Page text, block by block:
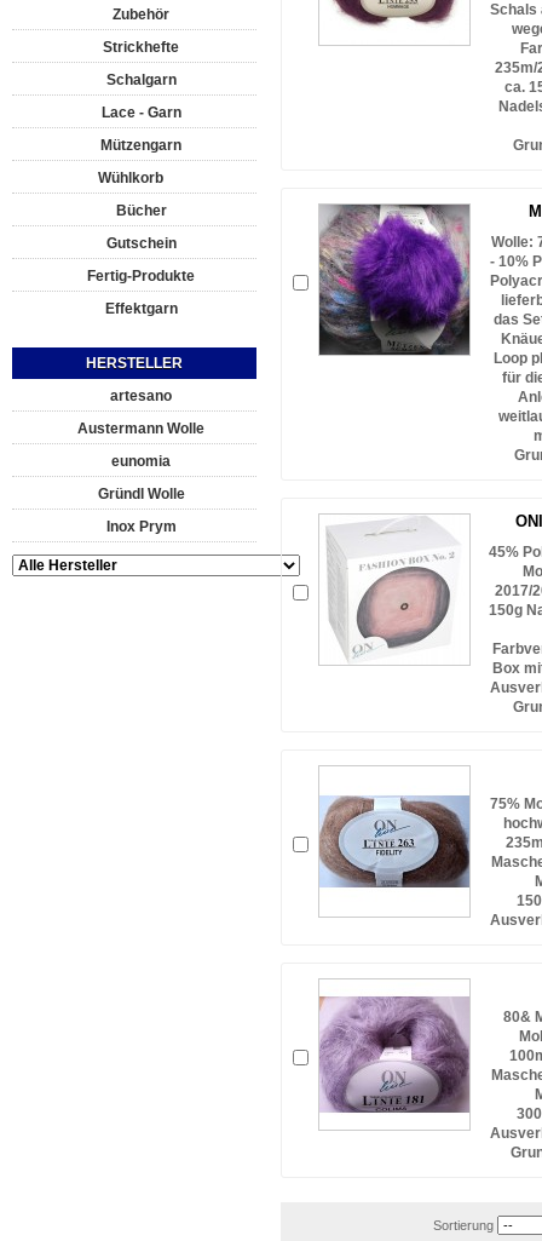
Zubehör
Strickhefte
Schalgarn
Lace - Garn
Mützengarn
Wühlkorb
Bücher
Gutschein
Fertig-Produkte
Effektgarn
HERSTELLER
artesano
Austermann Wolle
eunomia
Gründl Wolle
Inox Prym
Schals
235m/
ca.
Wolle:
- 10%
das
Loop
für
45%
2017/
150g
Box
75%
80&
Sortierung